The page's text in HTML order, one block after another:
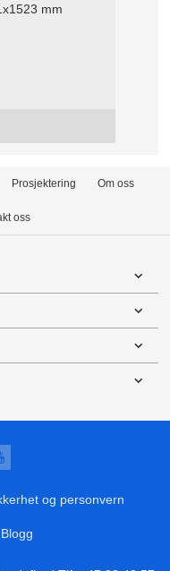
mm
Prosjektering Om oss
oss
og personvern
Blogg